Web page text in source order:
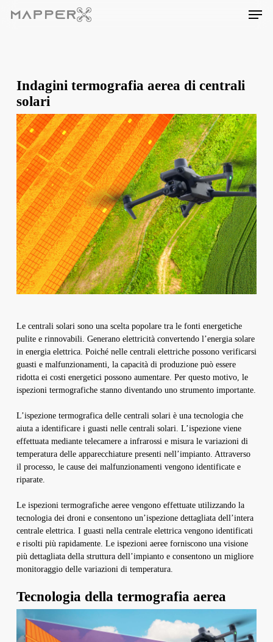
Menu
Indagini termografia aerea di centrali
solari
Le centrali solari sono una scelta popolare tra le fonti energetiche
pulite e rinnovabili. Generano elettricità convertendo l’energia solare
in energia elettrica. Poiché nelle centrali elettriche possono verificarsi
guasti e malfunzionamenti, la capacità di produzione può essere
ridotta ei costi energetici possono aumentare. Per questo motivo, le
ispezioni termografiche stanno diventando uno strumento importante.
L’ispezione termografica delle centrali solari è una tecnologia che
aiuta a identificare i guasti nelle centrali solari. L’ispezione viene
effettuata mediante telecamere a infrarossi e misura le variazioni di
temperatura delle apparecchiature presenti nell’impianto. Attraverso
il processo, le cause dei malfunzionamenti vengono identificate e
riparate.
Le ispezioni termografiche aeree vengono effettuate utilizzando la
tecnologia dei droni e consentono un’ispezione dettagliata dell’intera
centrale elettrica. I guasti nella centrale elettrica vengono identificati
e risolti più rapidamente. Le ispezioni aeree forniscono una visione
più dettagliata della struttura dell’impianto e consentono un migliore
monitoraggio delle variazioni di temperatura.
Tecnologia della termografia aerea